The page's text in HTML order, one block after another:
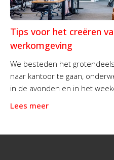
Tips voor het creëren
werkomgeving
We besteden het
naar kantoor te gaan,
in de avonden en in het
Lees meer